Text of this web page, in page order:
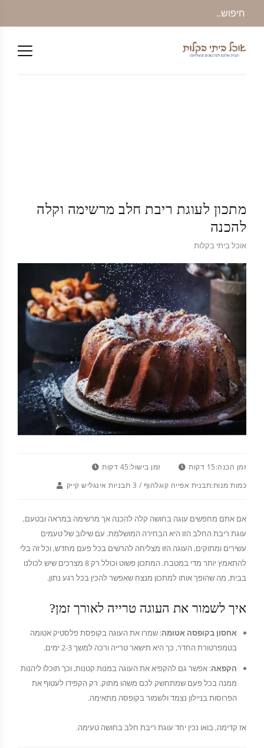
מתכון לעוגת ריבת חלב מרשימה וקלה
להכנה
אוכל ביתי בקלות
זמן הכנה:15 דקות זמן בישול:45 דקות
כמות מנות:תבנית אפייה קוגלהוף / 3 תבניות אינגליש קייק
אם אתם מחפשים עוגה בחושה קלה להכנה אך מרשימה במראה ובטעם,
עוגת ריבת החלב הזו היא הבחירה המושלמת. עם שילוב של טעמים
עשירים ומתוקים, העוגה הזו מצליחה להרשים בכל פעם מחדש, וכל זה בלי
להתאמץ יותר מדי במטבח. המתכון פשוט וכולל רק 8 מצרכים שיש לכולנו
בבית, מה שהופך אותו למתכון מנצח שאפשר להכין בכל רגע נתון.
איך לשמור את העוגה טרייה לאורך זמן?
אחסון בקופסה אטומה: שמרו את העוגה בקופסת פלסטיק אטומה
בטמפרטורת החדר, כך היא תישאר טרייה ורכה למשך 2-3 ימים.
הקפאה: אפשר גם להקפיא את העוגה במנות קטנות, וכך תוכלו ליהנות
ממנה בכל פעם שמתחשק לכם משהו מתוק. רק הקפידו לעטוף את
הפרוסות בניילון נצמד ולשמור בקופסה מתאימה.
אז קדימה, בואו נכין יחד עוגת ריבת חלב בחושה טעימה.